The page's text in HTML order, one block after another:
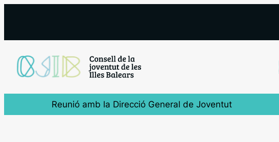
contingut
Reunió amb la Direcció General de Joventut